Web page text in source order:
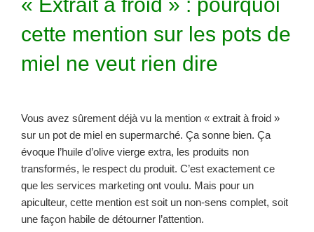
« Extrait à froid » : pourquoi
cette mention sur les pots de
miel ne veut rien dire
Vous avez sûrement déjà vu la mention « extrait à froid »
sur un pot de miel en supermarché. Ça sonne bien. Ça
évoque l’huile d’olive vierge extra, les produits non
transformés, le respect du produit. C’est exactement ce
que les services marketing ont voulu. Mais pour un
apiculteur, cette mention est soit un non-sens complet, soit
une façon habile de détourner l’attention.